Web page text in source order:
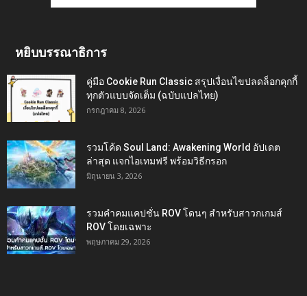
หยิบบรรณาธิการ
คู่มือ Cookie Run Classic สรุปเงื่อนไขปลดล็อกคุกกี้
ทุกตัวแบบจัดเต็ม (ฉบับแปลไทย)
กรกฎาคม 8, 2026
รวมโค้ด Soul Land: Awakening World อัปเดต
ล่าสุด แจกไอเทมฟรี พร้อมวิธีกรอก
มิถุนายน 3, 2026
รวมคำคมแคปชั่น ROV โดนๆ สำหรับสาวกเกมส์
ROV โดยเฉพาะ
พฤษภาคม 29, 2026